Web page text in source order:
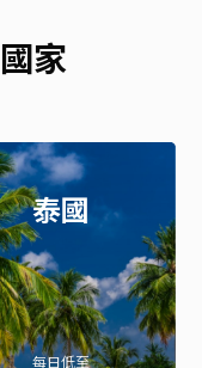
家
泰國
每日低至